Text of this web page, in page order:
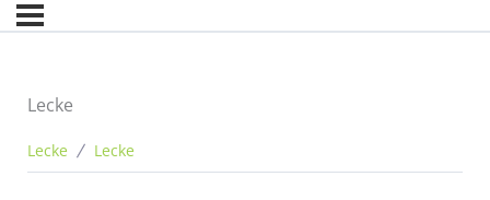
Lecke
Lecke Lecke